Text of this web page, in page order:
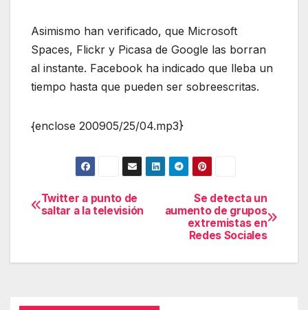
Asimismo han verificado, que Microsoft
Spaces, Flickr y Picasa de Google las borran
al instante. Facebook ha indicado que lleba un
tiempo hasta que pueden ser sobreescritas.
{enclose 200905/25/04.mp3}
Navegación
entradas
Se detecta un
aumento de grupos
extremistas en
Redes Sociales
Twitter a punto de
saltar a la televisión